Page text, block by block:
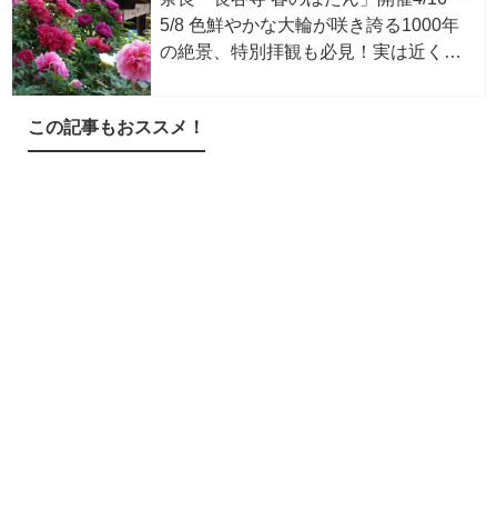
5/8 色鮮やかな大輪が咲き誇る1000年
の絶景、特別拝観も必見！実は近くに
この記事もおススメ！